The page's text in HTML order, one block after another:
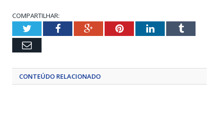
COMPARTILHAR:
TwitterFacebookGoogle+PinterestLinkedInTumblr
Email
CONTEÚDO RELACIONADO